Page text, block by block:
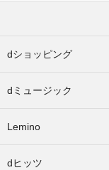
dショッピング
dミュージック
Lemino
dヒッツ